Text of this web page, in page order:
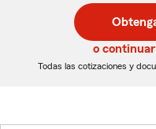
de
5
dígitos
de
5
dígitos
o
Todas las cotizaciones y